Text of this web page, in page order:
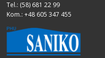
Tel.: (58) 681 22 99
Kom.: +48 605 347 455